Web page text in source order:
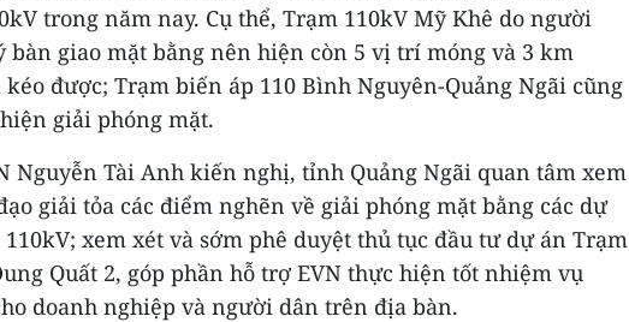
trong năm nay. Cụ thể, Trạm 110kV Mỹ Khê do người
bàn giao mặt bằng nên hiện còn 5 vị trí móng và 3 km
được; Trạm biến áp 110 Bình Nguyên-Quảng Ngãi cũng
giải phóng mặt.
Nguyễn Tài Anh kiến nghị, tỉnh Quảng Ngãi quan tâm xem
giải tỏa các điểm nghẽn về giải phóng mặt bằng các dự
xem xét và sớm phê duyệt thủ tục đầu tư dự án Trạm
Quất 2, góp phần hỗ trợ EVN thực hiện tốt nhiệm vụ
doanh nghiệp và người dân trên địa bàn.